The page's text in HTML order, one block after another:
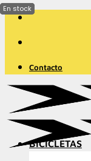
Saltar
contenido
Contacto
BICICLETAS